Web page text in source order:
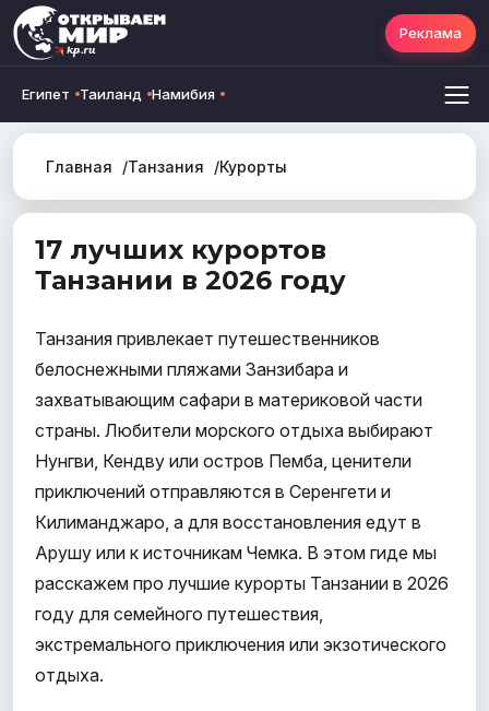
Египет Таиланд Намибия
Реклама
Главная Танзания Курорты
17 лучших курортов
Танзании в 2026 году
Танзания привлекает путешественников
белоснежными пляжами Занзибара и
захватывающим сафари в материковой части
страны. Любители морского отдыха выбирают
Нунгви, Кендву или остров Пемба, ценители
приключений отправляются в Серенгети и
Килиманджаро, а для восстановления едут в
Арушу или к источникам Чемка. В этом гиде мы
расскажем про лучшие курорты Танзании в 2026
году для семейного путешествия,
экстремального приключения или экзотического
отдыха.